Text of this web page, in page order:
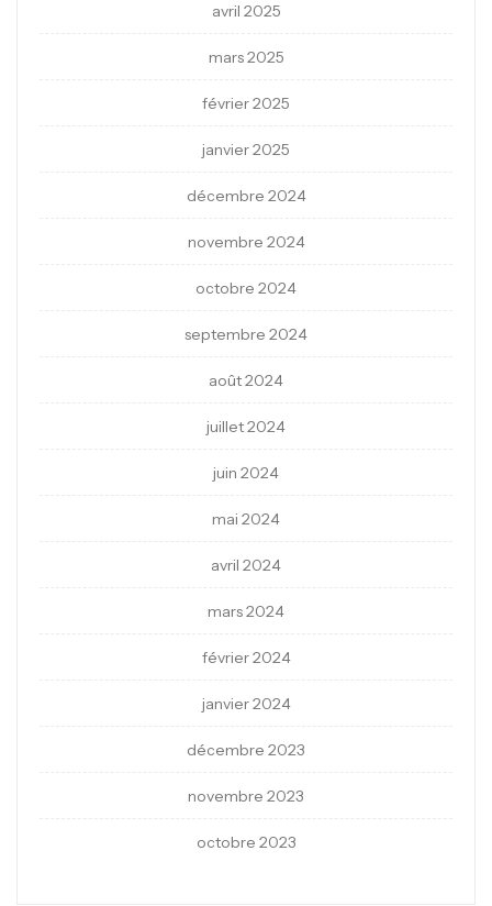
avril 2025
mars 2025
février 2025
janvier 2025
décembre 2024
novembre 2024
octobre 2024
septembre 2024
août 2024
juillet 2024
juin 2024
mai 2024
avril 2024
mars 2024
février 2024
janvier 2024
décembre 2023
novembre 2023
octobre 2023